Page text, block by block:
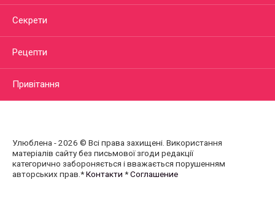
Секрети
Рецепти
Привітання
Улюблена - 2026 © Всі права захищені. Використання
матеріалів сайту без письмової згоди редакції
категорично забороняється і вважається порушенням
авторських прав.*Контакти *Соглашение